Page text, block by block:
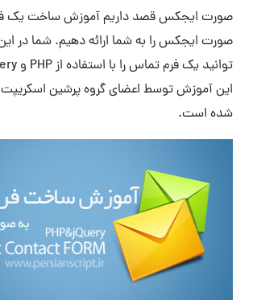
صورت ایجکس قصد داریم آموزش ساخت یک
صورت ایجکس را به شما ارائه دهیم. شما در
شده است.